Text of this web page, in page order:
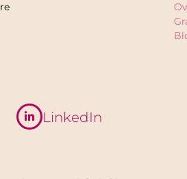
LinkedIn